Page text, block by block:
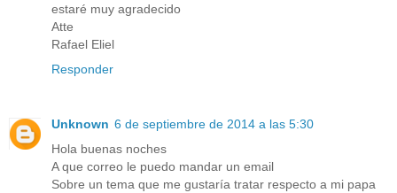
estaré muy agradecido
Atte
Rafael Eliel
Responder
Unknown 6 de septiembre de 2014 a las 5:30
Hola buenas noches
A que correo le puedo mandar un email
Sobre un tema que me gustaría tratar respecto a mi papa